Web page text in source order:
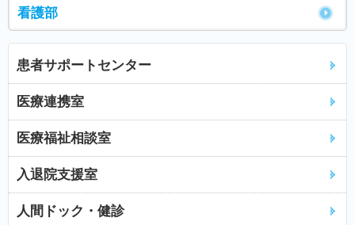
看護部
患者サポートセンター
医療連携室
医療福祉相談室
入退院支援室
人間ドック・健診